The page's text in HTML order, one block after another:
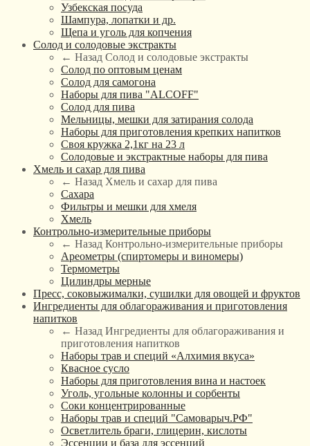
Узбекская посуда
Шампура, лопатки и др.
Щепа и уголь для копчения
Солод и солодовые экстракты
← Назад Солод и солодовые экстракты
Солод по оптовым ценам
Солод для самогона
Наборы для пива "ALCOFF"
Солод для пива
Мельницы, мешки для затирания солода
Наборы для приготовления крепких напитков
Своя кружка 2,1кг на 23 л
Солодовые и экстрактные наборы для пива
Хмель и сахар для пива
← Назад Хмель и сахар для пива
Сахара
Фильтры и мешки для хмеля
Хмель
Контрольно-измерительные приборы
← Назад Контрольно-измерительные приборы
Ареометры (спиртомеры и виномеры)
Термометры
Цилиндры мерные
Пресс, соковыжималки, сушилки для овощей и фруктов
Ингредиенты для облагораживания и приготовления
напитков
← Назад Ингредиенты для облагораживания и
приготовления напитков
Наборы трав и специй «Алхимия вкуса»
Квасное сусло
Наборы для приготовления вина и настоек
Уголь, угольные колонны и сорбенты
Соки концентрированные
Наборы трав и специй "Самоварыч.РФ"
Осветлитель браги, глицерин, кислоты
Эссенции и база для эссенций